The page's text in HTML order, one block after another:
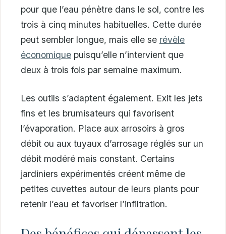
pour que l’eau pénètre dans le sol, contre les
trois à cinq minutes habituelles. Cette durée
peut sembler longue, mais elle se révèle
économique puisqu’elle n’intervient que
deux à trois fois par semaine maximum.
Les outils s’adaptent également. Exit les jets
fins et les brumisateurs qui favorisent
l’évaporation. Place aux arrosoirs à gros
débit ou aux tuyaux d’arrosage réglés sur un
débit modéré mais constant. Certains
jardiniers expérimentés créent même de
petites cuvettes autour de leurs plants pour
retenir l’eau et favoriser l’infiltration.